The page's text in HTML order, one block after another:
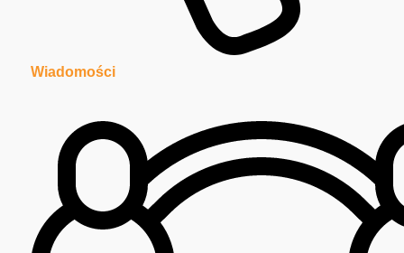
Wiadomości